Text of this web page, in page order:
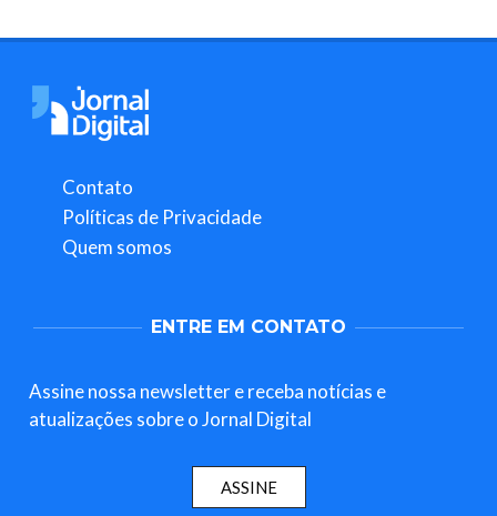
Contato
Políticas de Privacidade
Quem somos
ENTRE EM CONTATO
Assine nossa newsletter e receba notícias e
atualizações sobre o Jornal Digital
ASSINE